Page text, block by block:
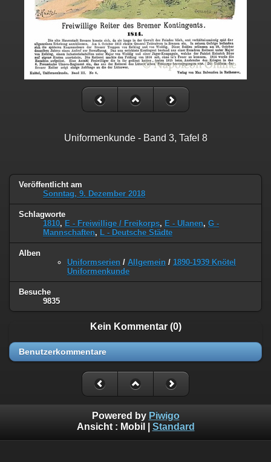
Uniformenkunde - Band 3, Tafel 8
Veröffentlicht am
Sonntag, 9. Dezember 2018
Schlagworte
1810, E - Freiwillige / Freikorps, E - Ulanen, G -
Mannschaften, L - Deutsche Städte
Alben
Uniformserien / Allgemein / 1890-1939 Knötel
Uniformenkunde
Besuche
9835
Kein Kommentar (0)
Benutzerkommentare
Powered by Piwigo
Ansicht : Mobil Standard